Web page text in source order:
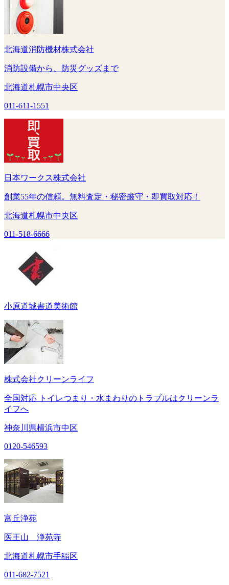
北海道消防機材株式会社
消防設備から、防災グッズまで
北海道札幌市中央区
011-611-1551
日本ワークス株式会社
創業55年の信頼。無料査定・秘密厳守・即買取対応！
北海道札幌市中央区
011-518-6666
小原道城書道美術館
株式会社クリーンライフ
全国対応 トイレつまり・水まわりのトラブルはクリーンラ
イフへ
神奈川県横浜市中区
0120-546593
富丘浄苑
医王山 浄苑寺
北海道札幌市手稲区
011-682-7521